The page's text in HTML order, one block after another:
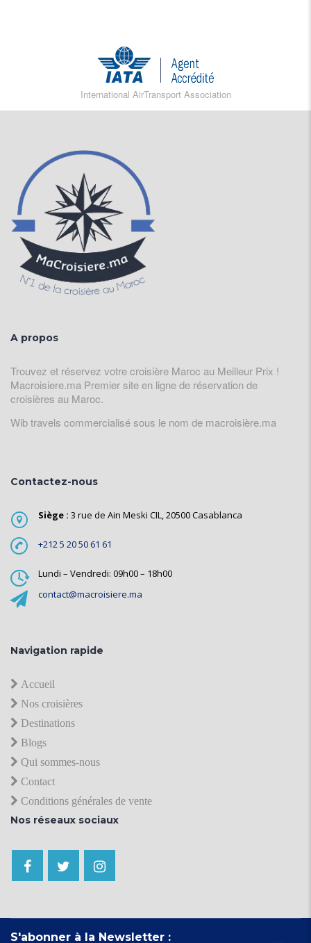
International AirTransport Association
A propos
Trouvez et réservez votre croisière Maroc au Meilleur Prix !
Macroisiere.ma Premier site en ligne de réservation de
croisières au Maroc.
Wib travels commercialisé sous le nom de macroisière.ma
Contactez-nous
Siège : 3 rue de Ain Meski CIL, 20500 Casablanca
+212 5 20 50 61 61
Lundi – Vendredi: 09h00 – 18h00
contact@macroisiere.ma
Navigation rapide
Accueil
Nos croisières
Destinations
Blogs
Qui sommes-nous
Contact
Conditions générales de vente
Nos réseaux sociaux
S'abonner à la Newsletter :